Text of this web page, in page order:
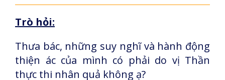
Trò hỏi:
Thưa bác, những suy nghĩ và hành động
thiện ác của mình có phải do vị Thần
thực thi nhân quả không ạ?